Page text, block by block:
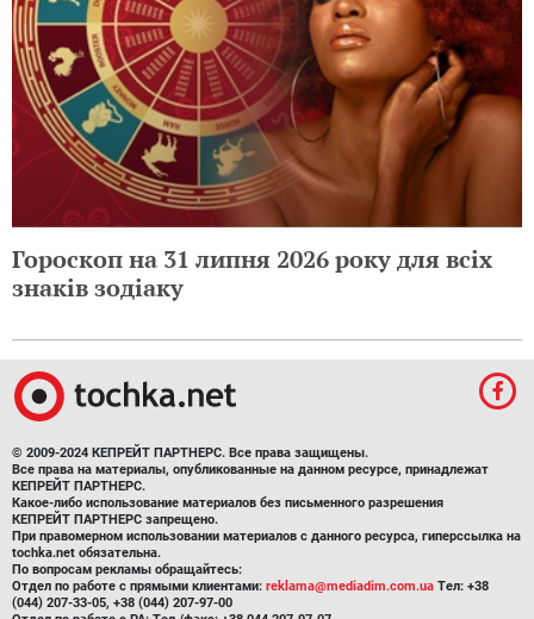
Гороскоп на 31 липня 2026 року для всіх
знаків зодіаку
© 2009-2024 КЕПРЕЙТ ПАРТНЕРС. Все права защищены.
Все права на материалы, опубликованные на данном ресурсе, принадлежат
КЕПРЕЙТ ПАРТНЕРС.
Какое-либо использование материалов без письменного разрешения
КЕПРЕЙТ ПАРТНЕРС запрещено.
При правомерном использовании материалов с данного ресурса, гиперссылка на
tochka.net обязательна.
По вопросам рекламы обращайтесь:
Отдел по работе с прямыми клиентами: reklama@mediadim.com.ua Тел: +38
(044) 207-33-05, +38 (044) 207-97-00